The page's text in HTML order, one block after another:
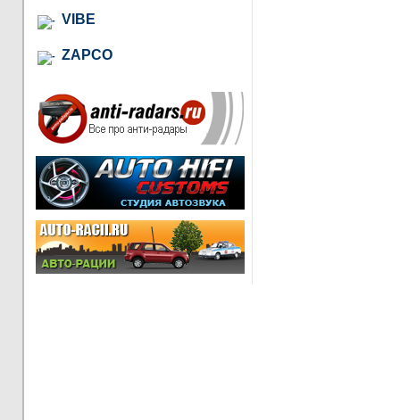
VIBE
ZAPCO